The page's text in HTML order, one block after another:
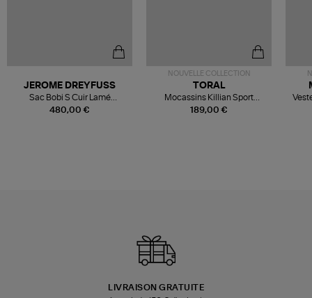
480,00 €
JEROME DREYFUSS
Sac Bobi S Cuir Lamé
Champagne
NOUVELLE COLLECTION
189,00 €
TORAL
Mocassins Killian Sport
Mousse
LIVRAISON GRATUITE